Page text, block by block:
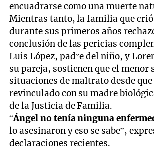
encuadrarse como una muerte
Mientras tanto, la familia que crió
durante sus primeros años
conclusión de las pericias
Luis López, padre del niño, y
su pareja, sostienen que el menor
situaciones de maltrato desde que
revinculado con su madre
de la Justicia de Familia.
“Ángel no tenía ninguna
lo asesinaron y eso se sabe”,
declaraciones recientes.